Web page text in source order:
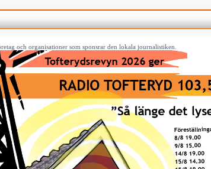
och organisationer som sponsrar den lokala journalistiken.